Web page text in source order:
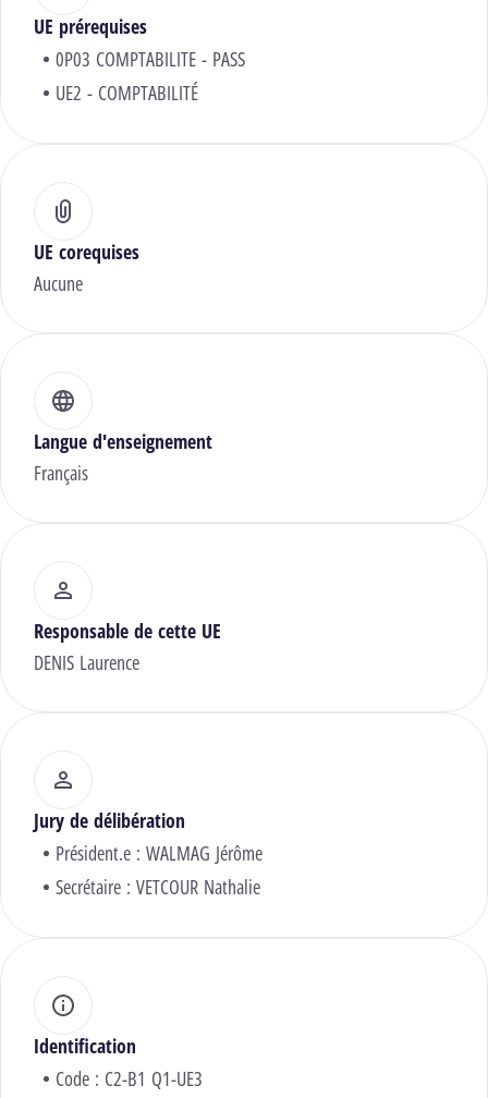
UE prérequises
0P03 COMPTABILITE - PASS
UE2 - COMPTABILITÉ
UE corequises
Aucune
Langue d'enseignement
Français
Responsable de cette UE
DENIS Laurence
Jury de délibération
Président.e : WALMAG Jérôme
Secrétaire : VETCOUR Nathalie
Identification
Code : C2-B1 Q1-UE3